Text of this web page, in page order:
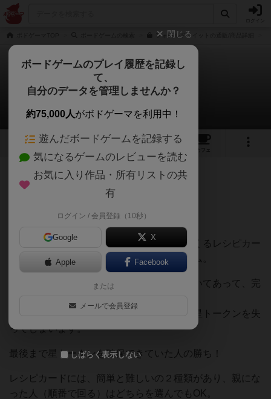
フォールド・イットの通販/商品詳細
フォールド・イット
いかっぱさんのレビュー
9 11
カフェ
333名 0名 0 2年以上前
６歳息子と８歳娘と遊びました。
１人１枚ずつレシピの布を持って、親がめくるレシピカー
ドのメニューだけが見える状態に折るゲーム。
場には、完成マーカーが遊ぶ人数ー１個おいてあって、完
最後の１人は取ることができず、手持ちの星トークンを失
ってしまいます。
最後まで星トークンを確保できていた人の勝ち！
レシピカードには、簡単と難しいの２種類があり、親にな
った人（順番で回る）はどちらを選んでもOK。
閉じる
ボードゲームのプレイ履歴を記録し
て、
自分のデータを管理しませんか？
約75,000人がボドゲーマを利用中！
遊んだボードゲームを記録する
気になるゲームのレビューを読む
お気に入り作品・所有リストの共
有
ログイン / 会員登録（10秒）
Google X
Apple Facebook
または
メールで会員登録
しばらく表示しない